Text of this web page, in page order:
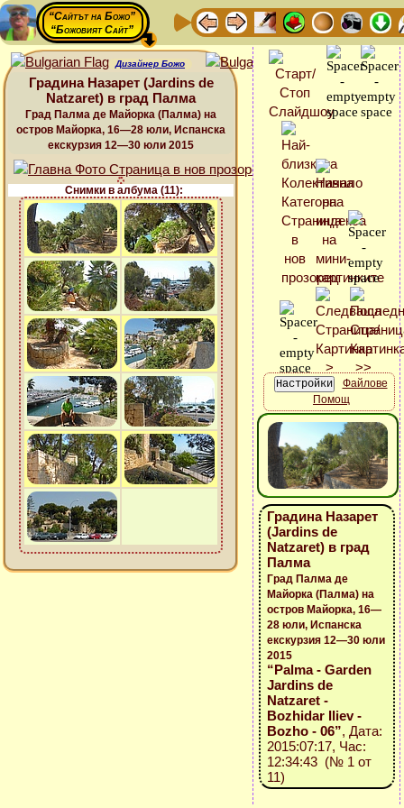
“Сайтът на Божо”
“Божовият Сайт”
Дизайнер Божо
Градина Назарет (Jardins de
Natzaret) в град Палма
Град Палма де Майорка (Палма) на
остров Майорка, 16—28 юли, Испанска
екскурзия 12—30 юли 2015
Снимки в албума (11):
Файлове
Помощ
Градина Назарет
(Jardins de
Natzaret) в град
Палма
Град Палма де
Майорка (Палма) на
остров Майорка, 16—
28 юли, Испанска
екскурзия 12—30 юли
2015
“Palma - Garden
Jardins de
Natzaret -
Bozhidar Iliev -
Bozho - 06”, Дата:
2015:07:17, Час:
12:34:43 (№ 1 от
11)